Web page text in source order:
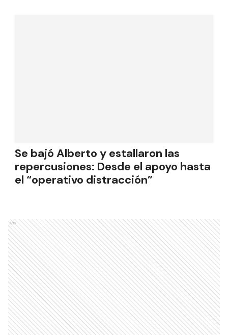
Se bajó Alberto y estallaron las
repercusiones: Desde el apoyo hasta
el “operativo distracción”
Ads